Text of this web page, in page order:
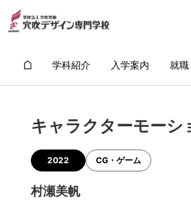
学科紹介 入学案内 就職
キャラクターモーシ
2022 CG・ゲーム
村瀬美帆